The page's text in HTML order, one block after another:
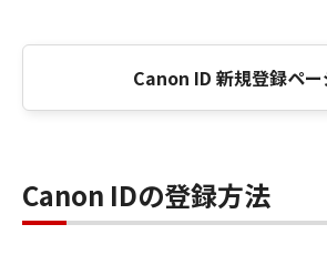
Canon ID 新規登録ペー
Canon IDの登録方法